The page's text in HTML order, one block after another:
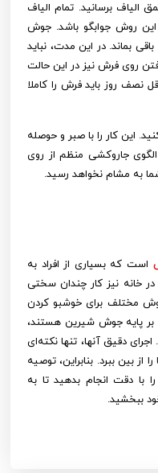
برسانید. تمام الیاف
روش جوابگو باشد. جوش
روی فرش باقی بماند. در این مدت، نباید
روی فرش نیز در این حالت
نصف روز باید فرش را کاملا
این کار را با صبر و حوصله
جاروکشی منظم از روی
به مشام نخواهد رسید.
است که بسیاری از افراد به
خانه نیز کار چندان سختی
مختلف برای خوشبو کردن
پایه جوش شیرین هستند،
اجرای دقیق آنها، تنها نکته‌ای
بین ببرد. بنابراین، توصیه
با دقت انجام بدهید تا به
ببخشید.